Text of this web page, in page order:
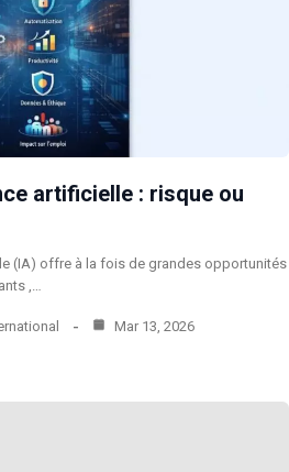
artificielle : risque ou
(IA) offre à la fois de grandes opportunités
,…
Mar 13, 2026